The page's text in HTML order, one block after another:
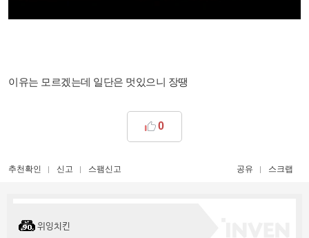
​이유는 모르겠는데 일단은 멋있으니 장땡
0
추천확인 신고 스팸신고 공유 스크랩
위잉치킨